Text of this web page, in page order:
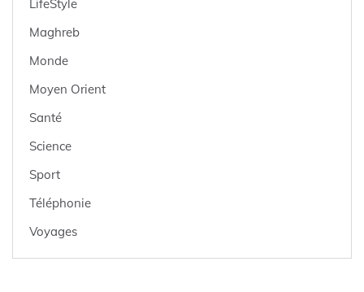
LifeStyle
Maghreb
Monde
Moyen Orient
Santé
Science
Sport
Téléphonie
Voyages